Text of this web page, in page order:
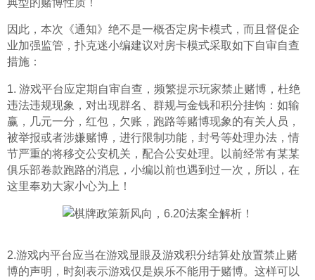
因此，本次《通知》绝不是一概否定房卡模式，而且督促企
业加强监管，扑克迷小编建议对房卡模式采取如下自审自查
措施：
1. 游戏平台应定期自审自查，频繁提示玩家禁止赌博，杜绝
违法违规现象，对出现群名、群规与金钱和积分挂钩：如输
赢，几元一分，红包，欠账，跑路等赌博现象的有关人员，
被举报或者涉嫌赌博，进行限制功能，封号等处理办法，情
节严重的将移交公安机关，配合公安处理。以前经常有某某
俱乐部卷款跑路的消息，小编以前也遇到过一次，所以，在
这里奉劝大家小心为上！
2.游戏内平台应当在游戏显眼及游戏积分结算处放置禁止赌
博的声明，时刻表示游戏仅是娱乐不能用于赌博。这样可以